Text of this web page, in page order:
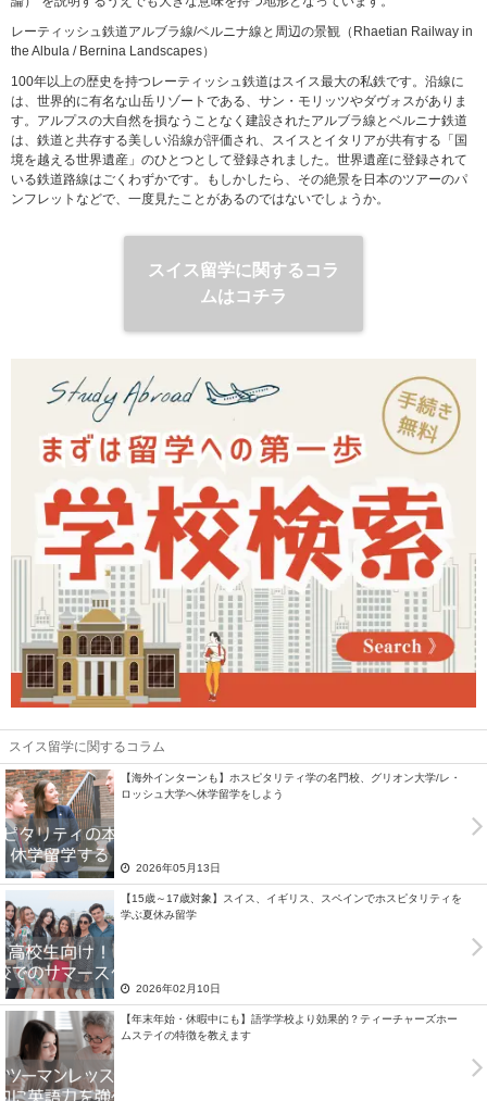
レーティッシュ鉄道アルブラ線/ベルニナ線と周辺の景観（Rhaetian Railway in
the Albula / Bernina Landscapes）
100年以上の歴史を持つレーティッシュ鉄道はスイス最大の私鉄です。沿線に
は、世界的に有名な山岳リゾートである、サン・モリッツやダヴォスがありま
す。アルプスの大自然を損なうことなく建設されたアルブラ線とベルニナ鉄道
は、鉄道と共存する美しい沿線が評価され、スイスとイタリアが共有する「国
境を越える世界遺産」のひとつとして登録されました。世界遺産に登録されて
いる鉄道路線はごくわずかです。もしかしたら、その絶景を日本のツアーのパ
ンフレットなどで、一度見たことがあるのではないでしょうか。
スイス留学に関するコラ
ムはコチラ
スイス留学に関するコラム
【海外インターンも】ホスピタリティ学の名門校、グリオン大学/レ・
ロッシュ大学へ休学留学をしよう
2026年05月13日
【15歳～17歳対象】スイス、イギリス、スペインでホスピタリティを
学ぶ夏休み留学
2026年02月10日
【年末年始・休暇中にも】語学学校より効果的？ティーチャーズホー
ムステイの特徴を教えます